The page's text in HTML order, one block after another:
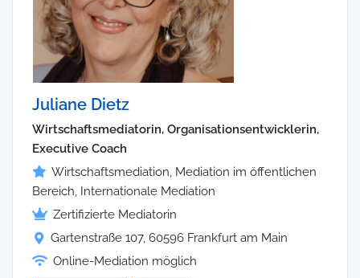
Juliane Dietz
Wirtschaftsmediatorin, Organisationsentwicklerin,
Executive Coach
Wirtschaftsmediation, Mediation im öffentlichen
Bereich, Internationale Mediation
Zertifizierte Mediatorin
Gartenstraße 107, 60596 Frankfurt am Main
Online-Mediation möglich